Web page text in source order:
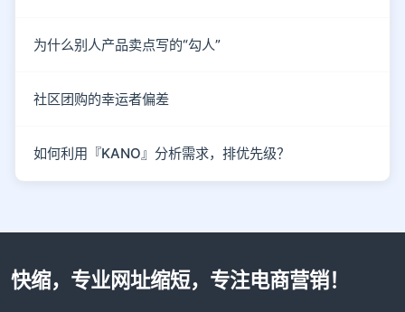
为什么别人产品卖点写的“勾人”
社区团购的幸运者偏差
如何利用『KANO』分析需求，排优先级？
快缩，专业网址缩短，专注电商营销！